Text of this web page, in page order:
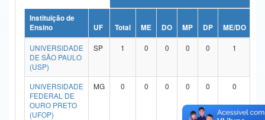
Ministério da Ciência, Tecnologia, Inovações e Comunicações
Ministério do Meio Ambiente
Ministério do Turismo
Ministério do Desenvolvimento Regional
Controladoria-Geral da União
Instituição de
Ensino
UF Total ME DO MP DP ME/DO
UNIVERSIDADE
DE SÃO PAULO
(USP)
SP 1 0 0 0 0 1
UNIVERSIDADE
FEDERAL DE
OURO PRETO
(UFOP)
MG 0 0 0 0 0 0